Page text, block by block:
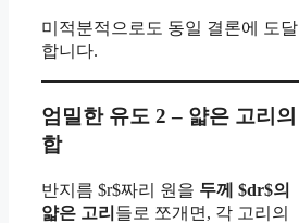
미적분적으로도 동일 결론에 도달
합니다.
엄밀한 유도 2 – 얇은 고리의
합
반지름 $r$짜리 원을 두께 $dr$의
얇은 고리 들로 쪼개면, 각 고리의